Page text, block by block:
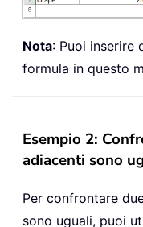
Nota: Puoi inserire
formula in questo
Esempio 2:
adiacenti sono
Per confrontare
sono uguali, puoi